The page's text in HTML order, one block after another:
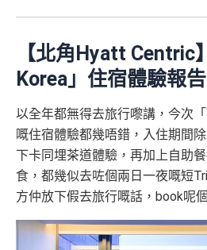
【北角Hyatt Centric
Korea」住宿體驗報告
以全年都無得去旅行嚟講，今次
嘅住宿體驗都幾唔錯，入住期間
下卡同埋茶道體驗，再加上自助
食，都幾似去咗個兩日一夜嘅短
方仲放下假去旅行嘅話，book呢